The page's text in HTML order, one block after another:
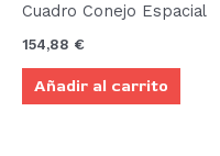
Cuadro Conejo Espacial
154,88 €
Añadir al carrito